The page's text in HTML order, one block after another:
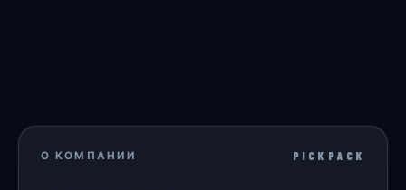
О КОМПАНИИ PICKPACK